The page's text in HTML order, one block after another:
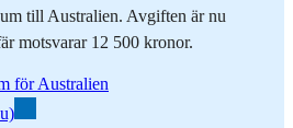
till Australien. Avgiften är nu
motsvarar 12 500 kronor.
för Australien